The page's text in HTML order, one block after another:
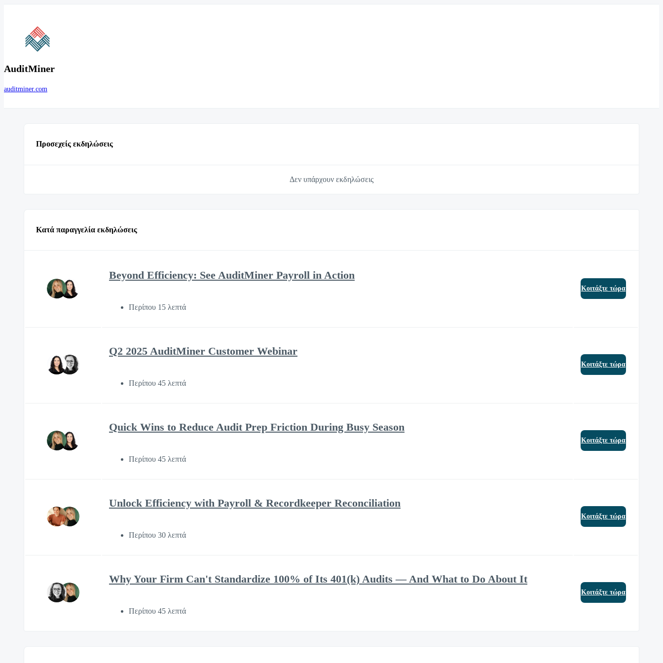
AuditMiner
auditminer.com
Προσεχείς εκδηλώσεις
Δεν υπάρχουν εκδηλώσεις
Κατά παραγγελία εκδηλώσεις
Beyond Efficiency: See AuditMiner Payroll in Action
Περίπου 15 λεπτά
Κοιτάξτε τώρα
Q2 2025 AuditMiner Customer Webinar
Περίπου 45 λεπτά
Κοιτάξτε τώρα
Quick Wins to Reduce Audit Prep Friction During Busy Season
Περίπου 45 λεπτά
Κοιτάξτε τώρα
Unlock Efficiency with Payroll & Recordkeeper Reconciliation
Περίπου 30 λεπτά
Κοιτάξτε τώρα
Why Your Firm Can't Standardize 100% of Its 401(k) Audits — And What to Do About It
Περίπου 45 λεπτά
Κοιτάξτε τώρα